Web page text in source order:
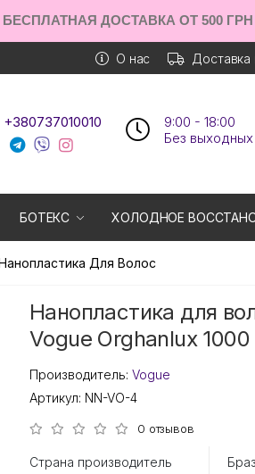
БЕСПЛАТНАЯ ДОСТАВКА ОТ 500
О нас Доставка
+380737010010
9:00 - 18:00
Без выходных
БОТЕКС ХОЛОДНОЕ
Для Волос
Нанопластика для
Vogue Orghanlux
Производитель: Vogue
Артикул: NN-VO-4
0 отзывов
Страна производитель